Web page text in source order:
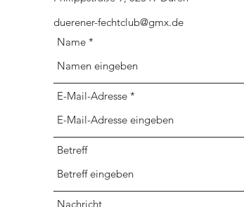
duerener-fechtclub@gmx.de
Name
E-Mail-Adresse
Betreff
Nachricht